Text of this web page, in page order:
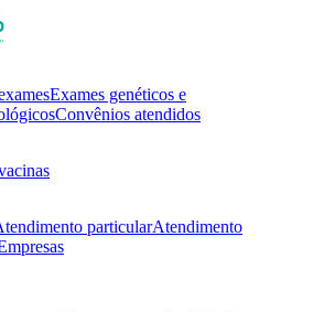
Exames genéticos e
Convênios atendidos
particularAtendimento